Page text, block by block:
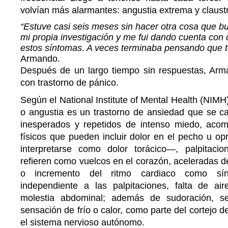
volvían más alarmantes: angustia extrema y
“Estuve casi seis meses sin hacer otra cosa que
mi propia investigación y me fui dando cuenta con
estos síntomas. A veces terminaba pensando que
Armando.
Después de un largo tiempo sin respuestas,
con trastorno de pánico.
Según el National Institute of Mental Health
o angustia es un trastorno de ansiedad que se
inesperados y repetidos de intenso miedo,
físicos que pueden incluir dolor en el pecho u
interpretarse como dolor torácico—,
refieren como vuelcos en el corazón, aceleradas
o incremento del ritmo cardiaco como
independiente a las palpitaciones, falta de
molestia abdominal; además de sudoración,
sensación de frío o calor, como parte del cortejo
el sistema nervioso autónomo.